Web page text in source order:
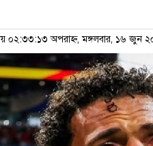
০২:৩৩:১৩ অপরাহ্ন, মঙ্গলবার, ১৬ জুন